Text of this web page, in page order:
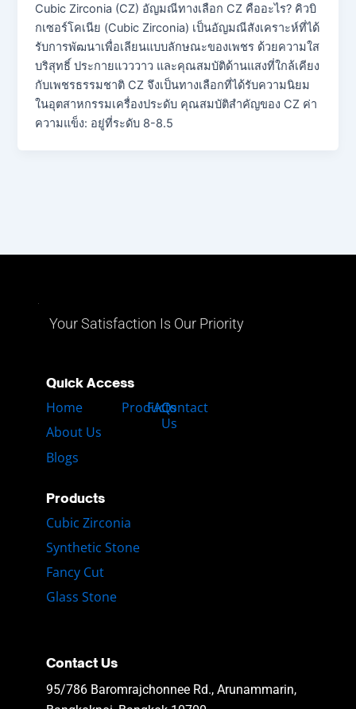
Cubic Zirconia (CZ) อัญมณีทางเลือก CZ คืออะไร? คิวบิ
กเซอร์โคเนีย (Cubic Zirconia) เป็นอัญมณีสังเคราะห์ที่ได้
รับการพัฒนาเพื่อเลียนแบบลักษณะของเพชร ด้วยความใส
บริสุทธิ์ ประกายแวววาว และคุณสมบัติด้านแสงที่ใกล้เคียง
กับเพชรธรรมชาติ CZ จึงเป็นทางเลือกที่ได้รับความนิยม
ในอุตสาหกรรมเครื่องประดับ คุณสมบัติสำคัญของ CZ ค่า
ความแข็ง: อยู่ที่ระดับ 8-8.5
Your Satisfaction Is Our Priority
Quick Access
Home
About Us
Blogs
Products
FAQsContact
Us
Products
Cubic Zirconia
Synthetic Stone
Fancy Cut
Glass Stone
Contact Us
95/786 Baromrajchonnee Rd., Arunammarin,